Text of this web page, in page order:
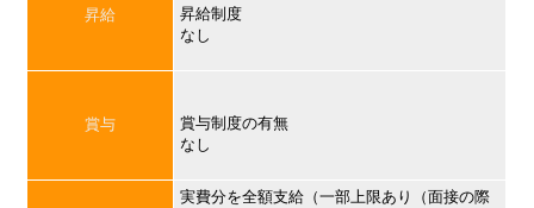
昇給
昇給制度
なし
賞与
賞与制度の有無
なし
実費分を全額支給（一部上限あり（面接の際